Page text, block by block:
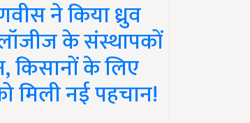
ने किया ध्रुव
के संस्थापकों
किसानों के लिए
मिली नई पहचान!